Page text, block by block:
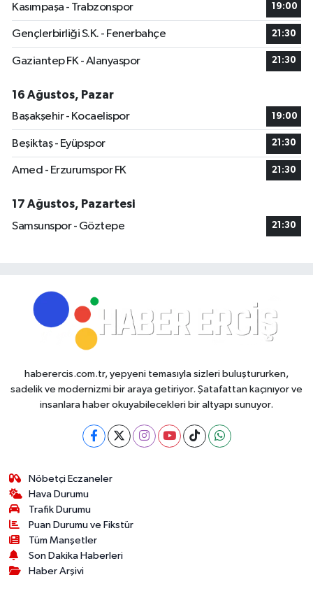
Kasımpaşa - Trabzonspor 19:00
Gençlerbirliği S.K. - Fenerbahçe 21:30
Gaziantep FK - Alanyaspor 21:30
16 Ağustos, Pazar
Başakşehir - Kocaelispor
19:00
Beşiktaş - Eyüpspor 21:30
Amed - Erzurumspor FK 21:30
17 Ağustos, Pazartesi
Samsunspor - Göztepe
21:30
haberercis.com.tr, yepyeni temasıyla sizleri buluştururken,
sadelik ve modernizmi bir araya getiriyor. Şatafattan kaçınıyor ve
insanlara haber okuyabilecekleri bir altyapı sunuyor.
Nöbetçi Eczaneler
Hava Durumu
Trafik Durumu
Puan Durumu ve Fikstür
Tüm Manşetler
Son Dakika Haberleri
Haber Arşivi